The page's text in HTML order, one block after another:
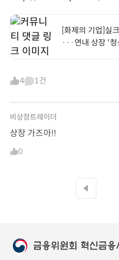
[화제의 기업]실
···연내 상장 '
4 1건
비상장트레이더
상장 가즈아!!
0